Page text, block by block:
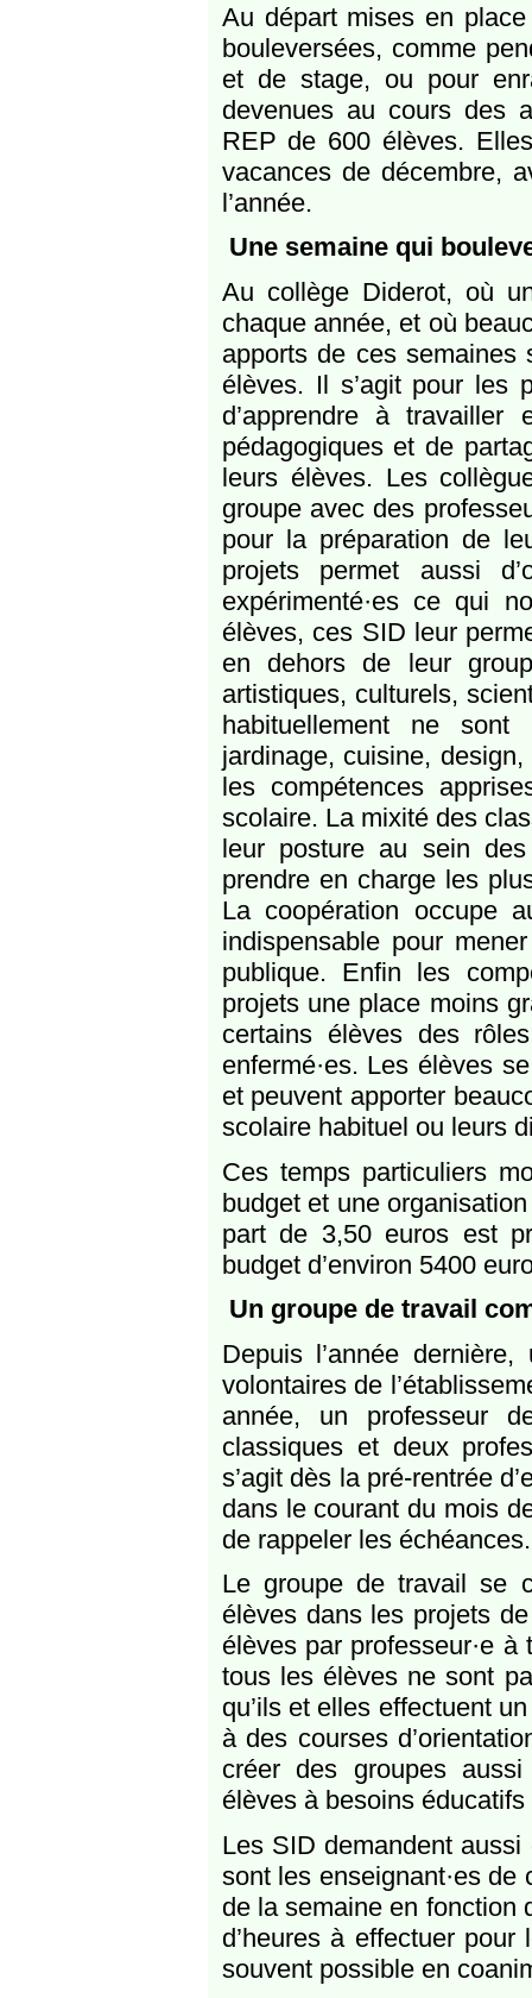
Au départ mises en
bouleversées, comme
et de stage, ou pour
devenues au cours des
REP de 600 élèves.
vacances de décembre,
l’année.
Une semaine qui
Au collège Diderot, où
chaque année, et où
apports de ces
élèves. Il s’agit pour les
d’apprendre à travailler
pédagogiques et de
leurs élèves. Les
groupe avec des
pour la préparation de
projets permet aussi
expérimenté·es ce qui
élèves, ces SID leur
en dehors de leur
artistiques, culturels,
habituellement ne
jardinage, cuisine,
les compétences
scolaire. La mixité des
leur posture au sein
prendre en charge les
La coopération occupe
indispensable pour
publique. Enfin les
projets une place moins
certains élèves des
enfermé·es. Les élèves
et peuvent apporter
scolaire habituel ou leurs
Ces temps particuliers
budget et une
part de 3,50 euros est
budget d’environ 5400
Un groupe de travail
Depuis l’année
volontaires de
année, un professeur
classiques et deux
s’agit dès la pré-rentrée
dans le courant du mois
de rappeler les échéances.
Le groupe de travail se
élèves dans les projets
élèves par professeur·e
tous les élèves ne sont
qu’ils et elles effectuent
à des courses
créer des groupes
élèves à besoins
Les SID demandent
sont les enseignant·es
de la semaine en fonction
d’heures à effectuer
souvent possible en